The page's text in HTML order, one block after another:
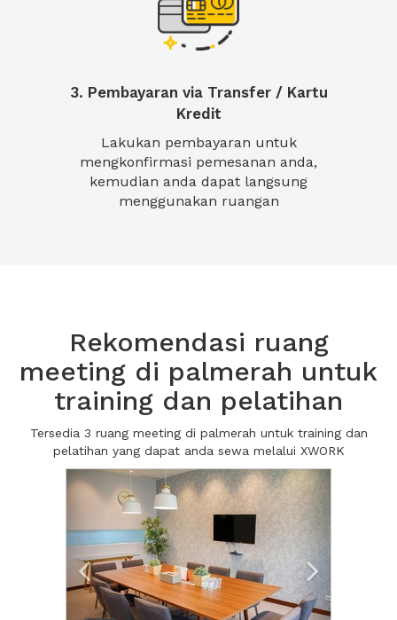
3. Pembayaran via Transfer / Kartu
Kredit
Lakukan pembayaran untuk
mengkonfirmasi pemesanan anda,
kemudian anda dapat langsung
menggunakan ruangan
Rekomendasi ruang
meeting di palmerah untuk
training dan pelatihan
Tersedia 3 ruang meeting di palmerah untuk training dan
pelatihan yang dapat anda sewa melalui XWORK
Previous Next2